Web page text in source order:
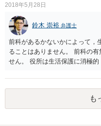
2018年5月28日
鈴木 崇裕 弁護士
前科があるかないかによって，
ることはありません。 前科の
せん。 役所は生活保護に消極
と説明しましょう。
も